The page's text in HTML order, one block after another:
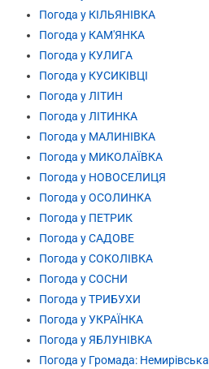
Погода у КІЛЬЯНІВКА
Погода у КАМ'ЯНКА
Погода у КУЛИГА
Погода у КУСИКІВЦІ
Погода у ЛІТИН
Погода у ЛІТИНКА
Погода у МАЛИНІВКА
Погода у МИКОЛАЇВКА
Погода у НОВОСЕЛИЦЯ
Погода у ОСОЛИНКА
Погода у ПЕТРИК
Погода у САДОВЕ
Погода у СОКОЛІВКА
Погода у СОСНИ
Погода у ТРИБУХИ
Погода у УКРАЇНКА
Погода у ЯБЛУНІВКА
Погода у Громада: Немирівська